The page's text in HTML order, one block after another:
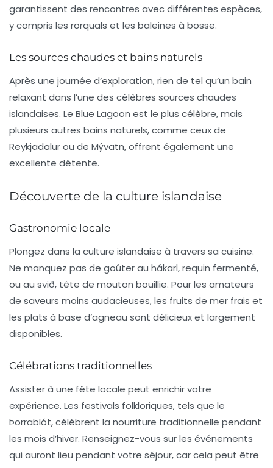
garantissent des rencontres avec différentes espèces,
y compris les rorquals et les baleines à bosse.
Les sources chaudes et bains naturels
Après une journée d’exploration, rien de tel qu’un bain
relaxant dans l’une des célèbres sources chaudes
islandaises. Le Blue Lagoon est le plus célèbre, mais
plusieurs autres bains naturels, comme ceux de
Reykjadalur ou de Mývatn, offrent également une
excellente détente.
Découverte de la culture islandaise
Gastronomie locale
Plongez dans la culture islandaise à travers sa cuisine.
Ne manquez pas de goûter au hákarl, requin fermenté,
ou au svið, tête de mouton bouillie. Pour les amateurs
de saveurs moins audacieuses, les fruits de mer frais et
les plats à base d’agneau sont délicieux et largement
disponibles.
Célébrations traditionnelles
Assister à une fête locale peut enrichir votre
expérience. Les festivals folkloriques, tels que le
Þorrablót, célébrent la nourriture traditionnelle pendant
les mois d’hiver. Renseignez-vous sur les événements
qui auront lieu pendant votre séjour, car cela peut être